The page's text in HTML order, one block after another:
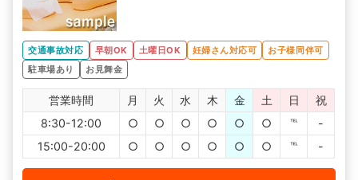
交通事故対応 早朝OK 土曜日OK 妊婦さん対応可
お子様同伴可
駐車場あり
お見舞金
営業時間 月 火 水 木 金 土 日
祝
8:30-12:00
○ ○ ○ ○ ○ ○ ℡
-
15:00-20:00
○ ○ ○ ○ ○ ○ ℡ -